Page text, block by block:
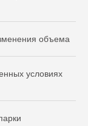
объема
условиях